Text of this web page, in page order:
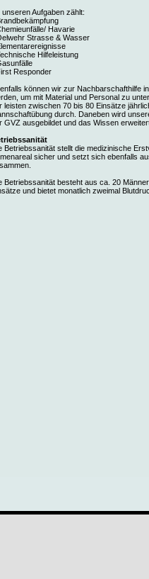
unseren Aufgaben zählt:
Havarie
Strasse & Wasser
Hilfeleistung
Responder
können wir zur Nachbarschafthilfe
um mit Material und Personal zu
leisten zwischen 70 bis 80 Einsätze
durch. Daneben wird
GVZ ausgebildet und das Wissen
Betriebssanität stellt die medizinische
sicher und setzt sich ebenfalls
Betriebssanität besteht aus ca. 20
und bietet monatlich zweimal